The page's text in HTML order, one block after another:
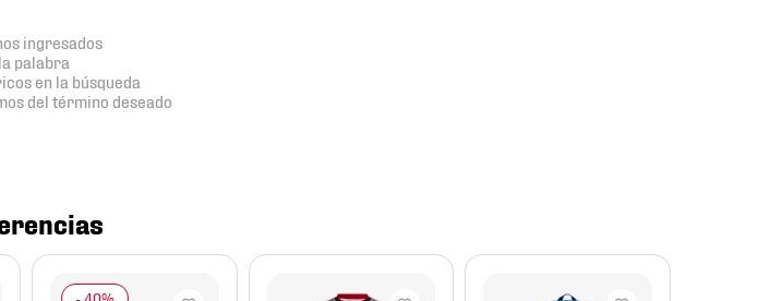
ingresados
palabra
en la búsqueda
del término deseado